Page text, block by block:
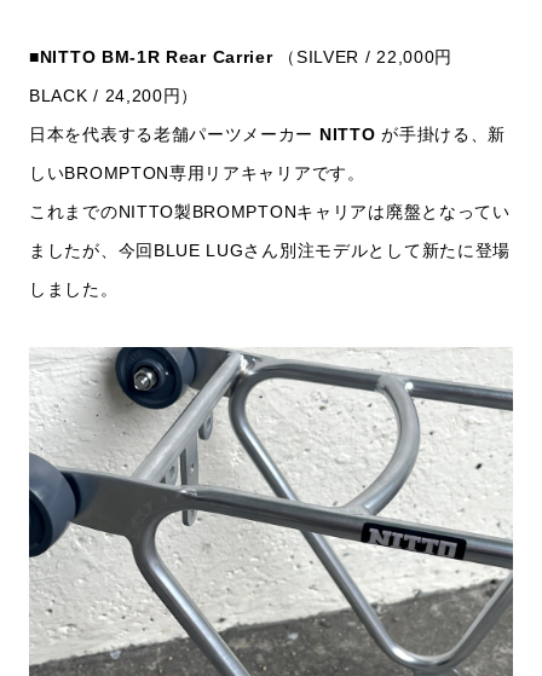
■NITTO BM-1R Rear Carrier
（SILVER / 22,000円
BLACK / 24,200円）
日本を代表する老舗パーツメーカー NITTO が手掛ける、新
しいBROMPTON専用リアキャリアです。
これまでのNITTO製BROMPTONキャリアは廃盤となってい
ましたが、今回BLUE LUGさん別注モデルとして新たに登場
しました。